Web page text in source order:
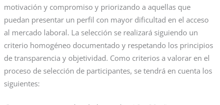
motivación y compromiso y priorizando a aquellas que
puedan presentar un perfil con mayor dificultad en el acceso
al mercado laboral. La selección se realizará siguiendo un
criterio homogéneo documentado y respetando los principios
de transparencia y objetividad. Como criterios a valorar en el
proceso de selección de participantes, se tendrá en cuenta los
siguientes: